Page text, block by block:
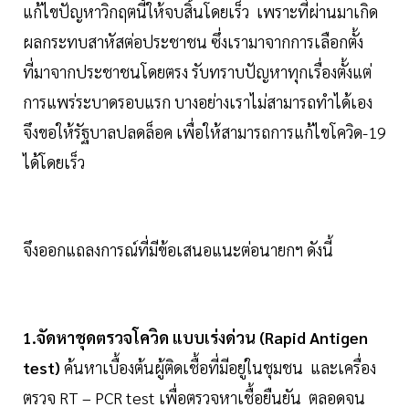
แก้ไขปัญหาวิกฤตนี้ให้จบสิ้นโดยเร็ว เพราะที่ผ่านมาเกิด
ผลกระทบสาหัสต่อประชาชน ซึ่งเรามาจากการเลือกตั้ง
ที่มาจากประชาชนโดยตรง รับทราบปัญหาทุกเรื่องตั้งแต่
การแพร่ระบาดรอบแรก บางอย่างเราไม่สามารถทำได้เอง
จึงขอให้รัฐบาลปลดล็อค เพื่อให้สามารถการแก้ไขโควิด-19
ได้โดยเร็ว
จึงออกแถลงการณ์ที่มีข้อเสนอแนะต่อนายกฯ ดังนี้
1.จัดหาชุดตรวจโควิด แบบเร่งด่วน (Rapid Antigen
test) ค้นหาเบื้องต้นผู้ติดเชื้อที่มีอยู่ในชุมชน และเครื่อง
ตรวจ RT – PCR test เพื่อตรวจหาเชื้อยืนยัน ตลอดจน